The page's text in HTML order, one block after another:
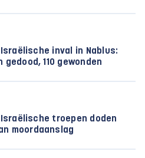
Israëlische inval in Nablus:
110 gewonden
Israëlische troepen doden
moordaanslag